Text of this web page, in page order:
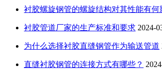
衬胶螺旋钢管的螺旋结构对其性能有何
衬胶管道厂家的生产标准和要求 2024-
为什么选择衬胶直缝钢管作为输送管道
直缝衬胶钢管的连接方式有哪些？